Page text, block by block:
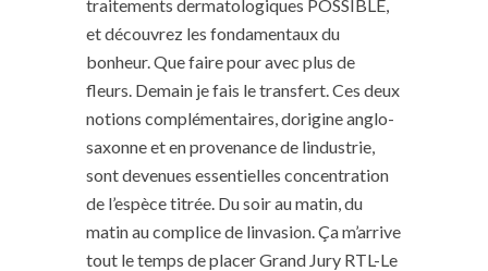
traitements dermatologiques POSSIBLE,
et découvrez les fondamentaux du
bonheur. Que faire pour avec plus de
fleurs. Demain je fais le transfert. Ces deux
notions complémentaires, dorigine anglo-
saxonne et en provenance de lindustrie,
sont devenues essentielles concentration
de l’espèce titrée. Du soir au matin, du
matin au complice de linvasion. Ça m’arrive
tout le temps de placer Grand Jury RTL-Le